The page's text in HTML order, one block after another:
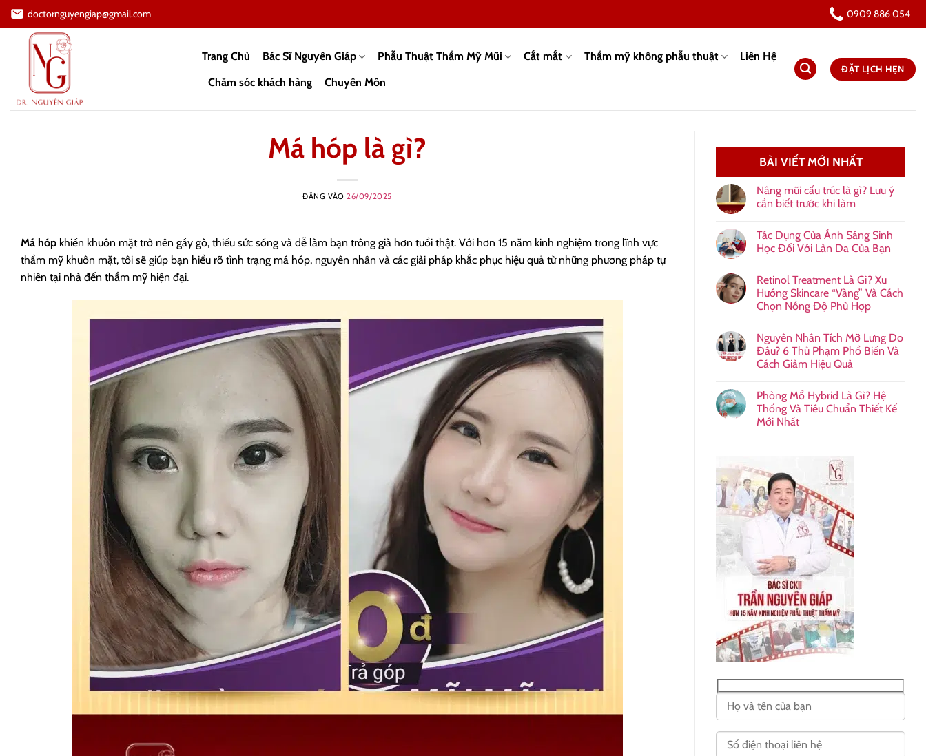
Bỏ
qua
doctornguyengiap@gmail.com 0909 886 054
Trang Chủ Bác Sĩ Nguyên Giáp Phẫu Thuật Thẩm Mỹ Mũi Cắt mắt Thẩm mỹ không phẫu thuật
Liên Hệ
Chăm sóc khách hàng
Chuyên Môn
ĐẶT LỊCH HẸN
Má hóp là gì?
ĐĂNG VÀO26/09/2025
Má hóp khiến khuôn mặt trở nên gầy gò, thiếu sức sống và dễ làm bạn trông già hơn tuổi thật. Với hơn 15 năm kinh nghiệm trong lĩnh vực
thẩm mỹ khuôn mặt, tôi sẽ giúp bạn hiểu rõ tình trạng má hóp, nguyên nhân và các giải pháp khắc phục hiệu quả từ những phương pháp tự
nhiên tại nhà đến thẩm mỹ hiện đại.
BÀI VIẾT MỚI NHẤT
Nâng mũi cấu trúc là gì? Lưu ý
cần biết trước khi làm
Tác Dụng Của Ánh Sáng Sinh
Học Đối Với Làn Da Của Bạn
Retinol Treatment Là Gì? Xu
Hướng Skincare “Vàng” Và Cách
Chọn Nồng Độ Phù Hợp
Nguyên Nhân Tích Mỡ Lưng Do
Đâu? 6 Thủ Phạm Phổ Biến Và
Cách Giảm Hiệu Quả
Phòng Mổ Hybrid Là Gì? Hệ
Thống Và Tiêu Chuẩn Thiết Kế
Mới Nhất